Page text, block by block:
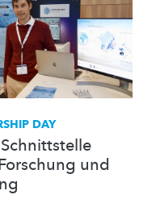
DAY
und